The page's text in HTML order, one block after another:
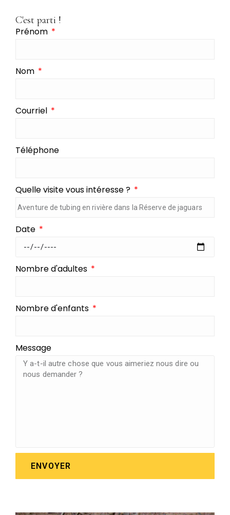
C'est parti !
Prénom
Nom
Courriel
Téléphone
Quelle visite vous intéresse ?
Date
Nombre d'adultes
Nombre d'enfants
Message
ENVOYER